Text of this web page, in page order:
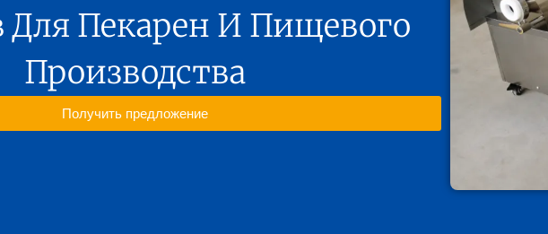
Пекарен И Пищевого
Производства
Получить предложение